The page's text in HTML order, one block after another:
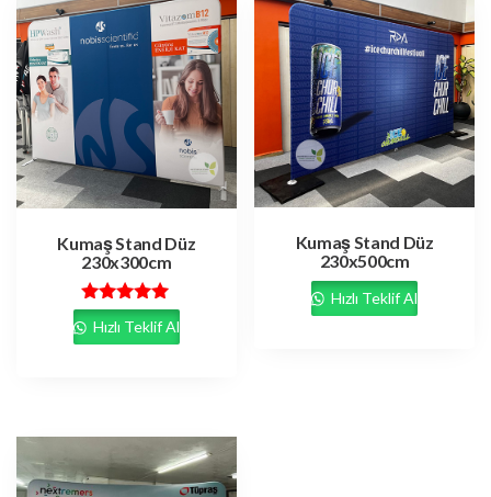
Kumaş Stand Düz
230x300cm
5 üzerinden
5.00
oy aldı
Hızlı Teklif Al
Kumaş Stand Düz
230x500cm
Hızlı Teklif Al